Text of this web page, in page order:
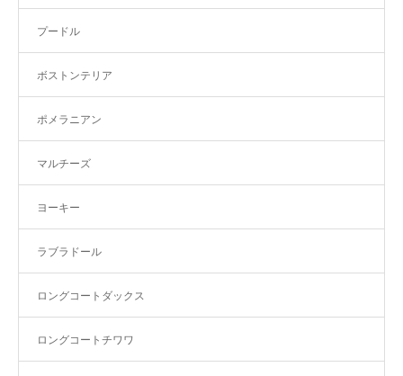
プードル
ボストンテリア
ポメラニアン
マルチーズ
ヨーキー
ラブラドール
ロングコートダックス
ロングコートチワワ